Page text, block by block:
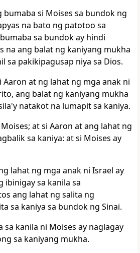
bumaba si Moises sa bundok ng
na bato ng patotoo sa
sa bundok ay hindi
na ang balat ng kaniyang mukha
sa pakikipagusap niya sa Dios.
at ng lahat ng mga anak ni
ang balat ng kaniyang mukha
natakot na lumapit sa kaniya.
at si Aaron at ang lahat ng
sa kaniya: at si Moises ay
lahat ng mga anak ni Israel ay
ibinigay sa kanila sa
ang lahat ng salita ng
sa kaniya sa bundok ng Sinai.
sa kanila ni Moises ay naglagay
sa kaniyang mukha.